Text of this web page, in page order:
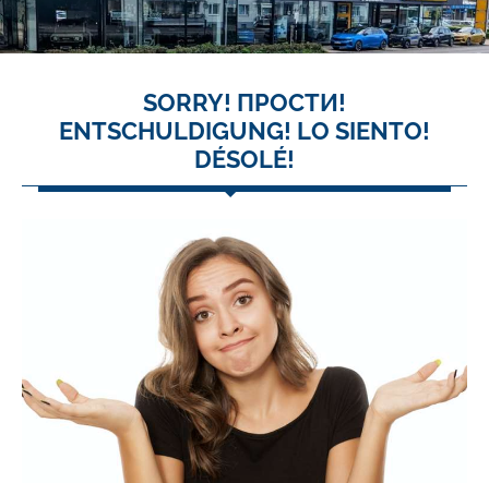
SORRY! ПРОСТИ!
ENTSCHULDIGUNG! LO SIENTO!
DÉSOLÉ!